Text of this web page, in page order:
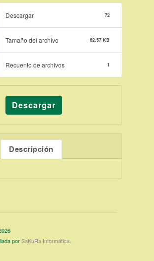
Descargar 72
Tamaño del archivo 62.57 KB
Recuento de archivos 1
Descargar
Descripción
porSaKuRa Informática.